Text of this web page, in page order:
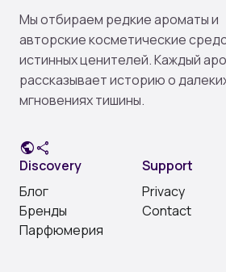
Мы отбираем редкие ароматы и
авторские косметические
истинных ценителей. Каждый
рассказывает историю о
мгновениях тишины.
publicshare
Discovery
Блог
Бренды
Парфюмерия
Support
Privacy
Contact